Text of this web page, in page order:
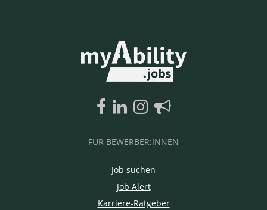
FÜR BEWERBER:INNEN
Job suchen
Job Alert
Karriere-Ratgeber